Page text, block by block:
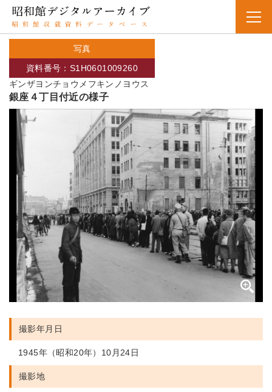
写真
ギンザヨンチョウメフキンノヨウス
資料番号：S1H0601009260
銀座４丁目付近の様子
撮影年月日
1945年（昭和20年）10月24日
撮影地